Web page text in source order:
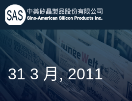
31 3 月, 2011